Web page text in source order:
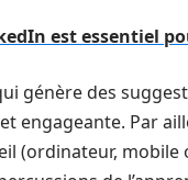
est essentiel
génère des
engageante. Par
(ordinateur, mobile